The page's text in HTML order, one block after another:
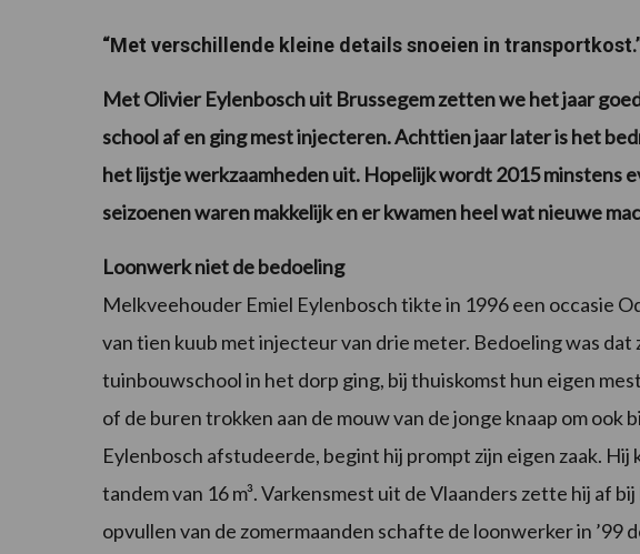
“Met verschillende kleine details snoeien in
Met Olivier Eylenbosch uit Brussegem zetten we het jaar
school af en ging mest injecteren. Achttien jaar later is het
het lijstje werkzaamheden uit. Hopelijk wordt 2015 minstens
seizoenen waren makkelijk en er kwamen heel wat nieuwe
Loonwerk niet de bedoeling
Melkveehouder Emiel Eylenbosch tikte in 1996 een occasie
van tien kuub met injecteur van drie meter. Bedoeling was dat
tuinbouwschool in het dorp ging, bij thuiskomst hun eigen
of de buren trokken aan de mouw van de jonge knaap om ook
Eylenbosch afstudeerde, begint hij prompt zijn eigen zaak.
tandem van 16 m³. Varkensmest uit de Vlaanders zette hij af
opvullen van de zomermaanden schafte de loonwerker in ’99